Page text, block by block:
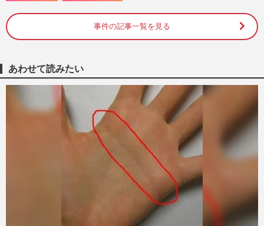
ダウンタウン松本人志の性加害疑惑で変わ
りゆく企業の対応、ジャニーズ問題で学ん
東洋経済オンライン編集部
東山紀之新社長が対面謝罪を放棄！旧ジャ
ニーズ（SMILE-UP.）に救済を申請した元
ジャニーズJr.が、委員会の…
週刊女性2023年12月5日号 2023/11/20
《ジャニーズ性加害》SMILE-UP.が「口座
履歴と支払調書」で申告した被害者の在籍
確認をするも “ない人”の…
週刊女性2023年11月21日号 2023/11/6
事件の記事一覧を見る
あわせて読みたい